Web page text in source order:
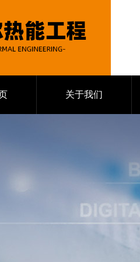
关于我们